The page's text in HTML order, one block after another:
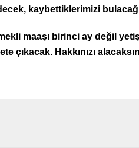
kaybettiklerimizi
maaşı birinci ay değil
çıkacak. Hakkınızı